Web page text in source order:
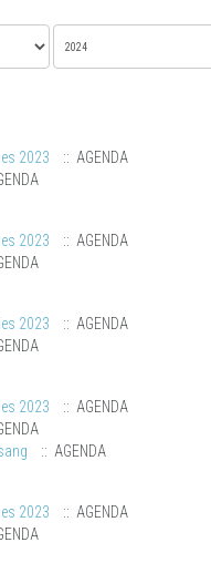
2023
:: AGENDA
2023
:: AGENDA
2023
:: AGENDA
2023
:: AGENDA
:: AGENDA
2023
:: AGENDA